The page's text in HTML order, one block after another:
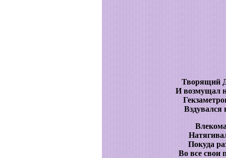
Творящий
И возмущал
Вздувался
Покуда
Во все свои